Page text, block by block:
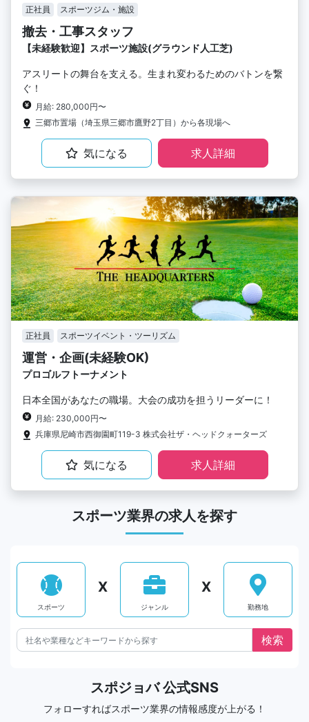
正社員 スポーツジム・施設
撤去・工事スタッフ
【未経験歓迎】スポーツ施設(グラウンド人工芝)
アスリートの舞台を支える。生まれ変わるためのバトンを繋
ぐ！
月給: 280,000円〜
三郷市置場（埼玉県三郷市鷹野2丁目）から各現場へ
気になる 求人詳細
正社員 スポーツイベント・ツーリズム
運営・企画(未経験OK)
プロゴルフトーナメント
日本全国があなたの職場。大会の成功を担うリーダーに！
月給: 230,000円〜
兵庫県尼崎市西御園町119-3 株式会社ザ・ヘッドクォーターズ
気になる 求人詳細
スポーツ業界の求人を探す
スポーツ
X
ジャンル
X
勤務地
スポジョバ 公式SNS
フォローすればスポーツ業界の情報感度が上がる！